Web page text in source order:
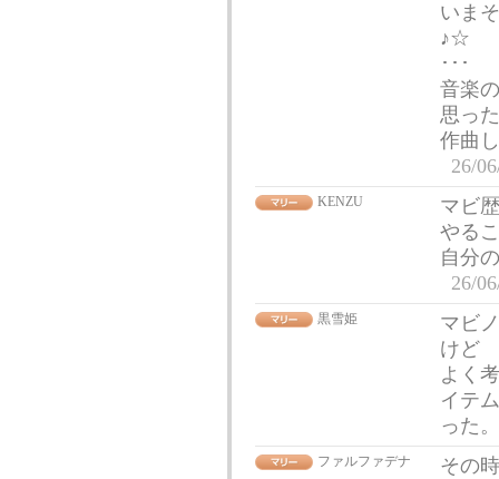
いま
♪☆
･･･
音楽
思っ
作曲
26/
KENZU
マビ
やる
自分
26/
黒雪姫
マビ
けど
よく
イテ
った
ファルファデナ
その